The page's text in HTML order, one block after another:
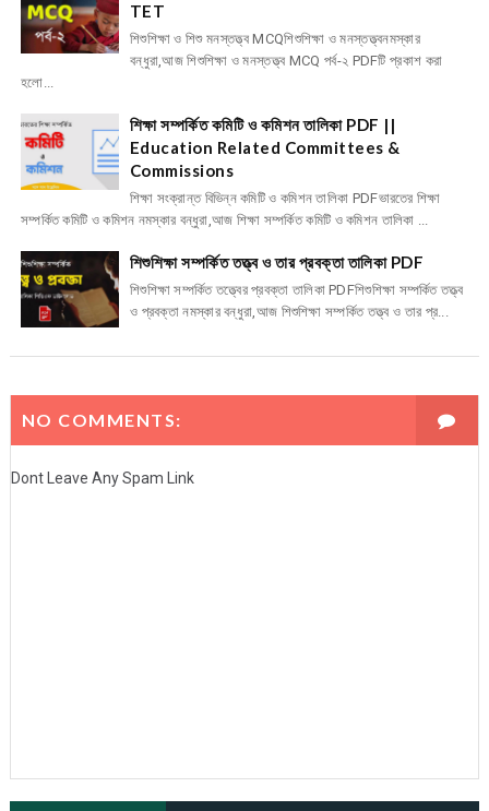
TET
শিশুশিক্ষা ও শিশু মনস্তত্ত্ব MCQশিশুশিক্ষা ও মনস্তত্ত্বনমস্কার
বন্ধুরা,আজ শিশুশিক্ষা ও মনস্তত্ত্ব MCQ পর্ব-২ PDFটি প্রকাশ করা
হলো...
শিক্ষা সম্পর্কিত কমিটি ও কমিশন তালিকা PDF ||
Education Related Committees &
Commissions
শিক্ষা সংক্রান্ত বিভিন্ন কমিটি ও কমিশন তালিকা PDFভারতের শিক্ষা
সম্পর্কিত কমিটি ও কমিশন নমস্কার বন্ধুরা,আজ শিক্ষা সম্পর্কিত কমিটি ও কমিশন তালিকা ...
শিশুশিক্ষা সম্পর্কিত তত্ত্ব ও তার প্রবক্তা তালিকা PDF
শিশুশিক্ষা সম্পর্কিত তত্ত্বের প্রবক্তা তালিকা PDFশিশুশিক্ষা সম্পর্কিত তত্ত্ব
ও প্রবক্তা নমস্কার বন্ধুরা,আজ শিশুশিক্ষা সম্পর্কিত তত্ত্ব ও তার প্র...
NO COMMENTS:
Dont Leave Any Spam Link